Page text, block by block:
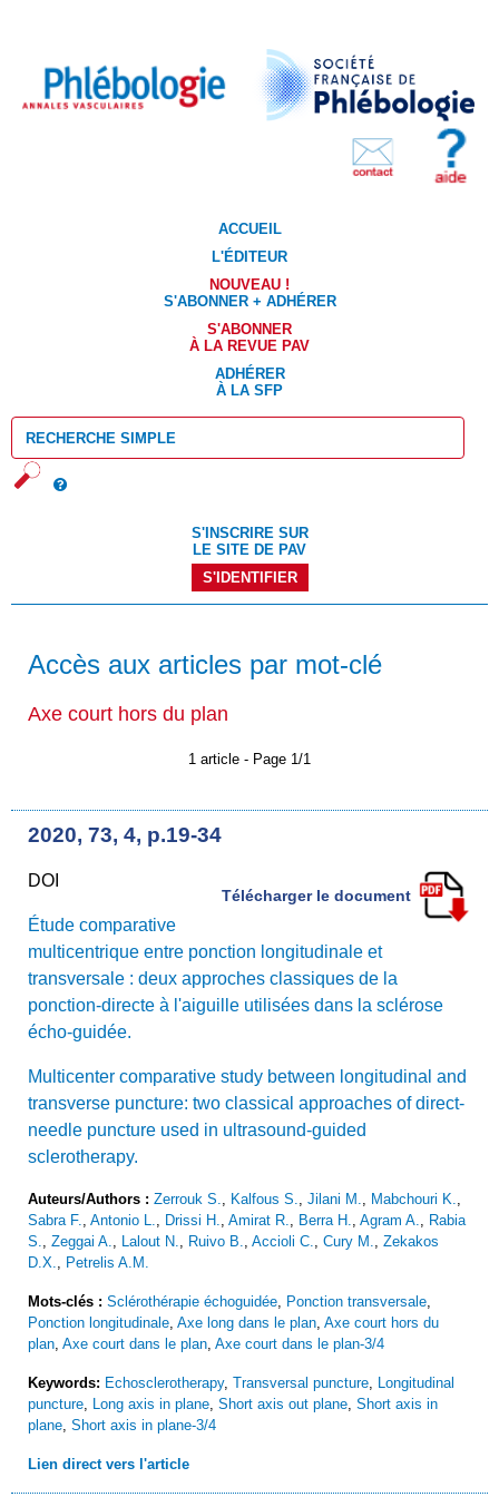
ACCUEIL
L'ÉDITEUR
NOUVEAU !
S'ABONNER + ADHÉRER
S'ABONNER
À LA REVUE PAV
ADHÉRER
À LA SFP
S'INSCRIRE SUR
LE SITE DE PAV
S'IDENTIFIER
Accès aux articles par mot-clé
Axe court hors du plan
1 article - Page 1/1
2020, 73, 4, p.19-34
DOI
Télécharger le document
Étude comparative
multicentrique entre ponction longitudinale et
transversale : deux approches classiques de la
ponction-directe à l'aiguille utilisées dans la sclérose
écho-guidée.
Multicenter comparative study between longitudinal and
transverse puncture: two classical approaches of direct-
needle puncture used in ultrasound-guided
sclerotherapy.
Auteurs/Authors : Zerrouk S. Kalfous S. Jilani M. Mabchouri K.
Sabra F.
Antonio L. Drissi H. Amirat R. Berra H. Agram A.
Rabia
S.
Zeggai A. Lalout N. Ruivo B. Accioli C. Cury M.
Zekakos
D.X.
Petrelis A.M.
Mots-clés : Sclérothérapie échoguidée Ponction transversale
Ponction longitudinale Axe long dans le plan Axe court hors du
plan Axe court dans le plan Axe court dans le plan-3/4
Keywords: Echosclerotherapy, Transversal puncture
Longitudinal
puncture
Long axis in plane Short axis out plane Short axis in
plane Short axis in plane-3/4
Lien direct vers l'article